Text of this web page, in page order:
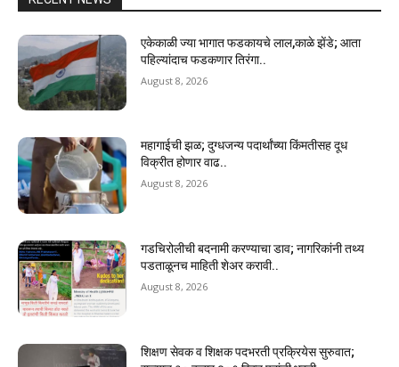
एकेकाळी ज्या भागात फडकायचे लाल,काळे झेंडे; आता
पहिल्यांदाच फडकणार तिरंगा..
August 8, 2026
महागाईची झळ; दुग्धजन्य पदार्थांच्या किंमतीसह दूध
विक्रीत होणार वाढ..
August 8, 2026
गडचिरोलीची बदनामी करण्याचा डाव; नागरिकांनी तथ्य
पडताळूनच माहिती शेअर करावी..
August 8, 2026
शिक्षण सेवक व शिक्षक पदभरती प्रक्रियेस सुरुवात;